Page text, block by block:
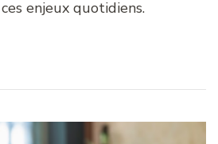
enjeux quotidiens.